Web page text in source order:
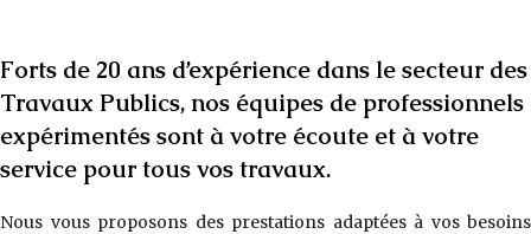
Forts de 20 ans d’expérience dans le secteur des
Travaux Publics, nos équipes de professionnels
expérimentés sont à votre écoute et à votre
service pour tous vos travaux.
Nous vous proposons des prestations adaptées à vos besoins